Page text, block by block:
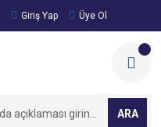
Giriş Yap Üye Ol
ARA